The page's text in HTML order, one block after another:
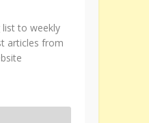
list to weekly
articles from